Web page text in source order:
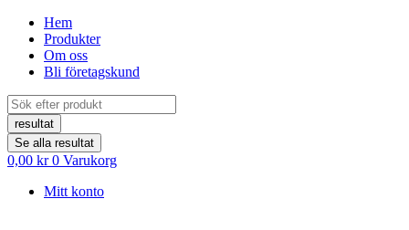
Hem
Produkter
Om oss
Bli företagskund
Search
...resultat
Se alla resultat
0,00 kr 0 Varukorg
Mitt konto